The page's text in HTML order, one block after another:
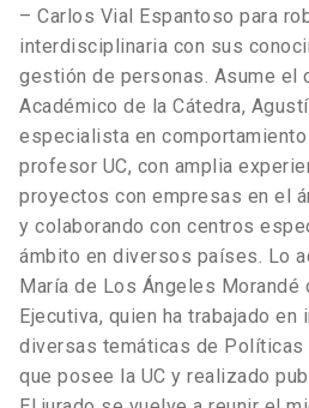
– Carlos Vial Espantoso para
interdisciplinaria con sus
gestión de personas. Asume el
Académico de la Cátedra,
especialista en
profesor UC, con amplia
proyectos con empresas en el
y colaborando con centros
ámbito en diversos países. Lo
María de Los Ángeles Morandé
Ejecutiva, quien ha trabajado en
diversas temáticas de Políticas
que posee la UC y realizado